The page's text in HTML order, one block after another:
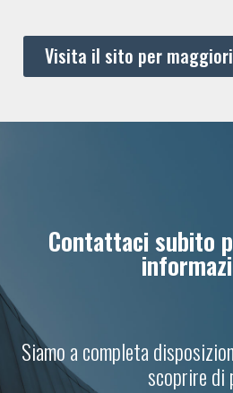
Visita il sito per
Contattaci subito
Siamo a completa
scoprire di